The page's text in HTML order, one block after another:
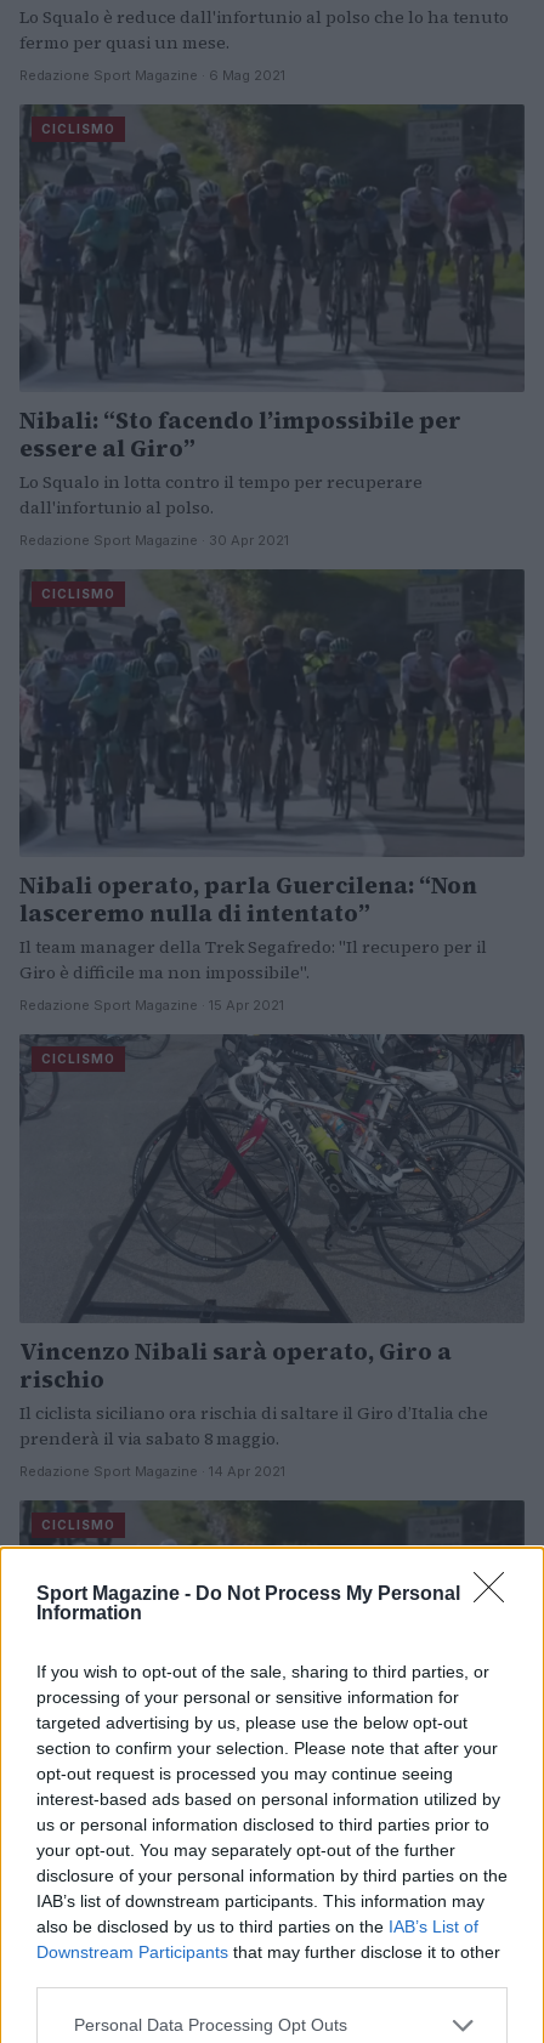
Sport Magazine - Do Not Process My Personal
Information
If you wish to opt-out of the sale, sharing to third parties, or
processing of your personal or sensitive information for
targeted advertising by us, please use the below opt-out
section to confirm your selection. Please note that after your
opt-out request is processed you may continue seeing
interest-based ads based on personal information utilized by
us or personal information disclosed to third parties prior to
your opt-out. You may separately opt-out of the further
disclosure of your personal information by third parties on the
IAB’s list of downstream participants. This information may
also be disclosed by us to third parties on the IAB’s List of
Downstream Participants that may further disclose it to other
Please note that this website/app uses one or more Google
Personal Data Processing Opt Outs
Lo Squalo è reduce dall'infortunio al polso che lo ha tenuto
fermo per quasi un mese.
Redazione Sport Magazine · 6 Mag 2021
CICLISMO
Nibali: “Sto facendo l’impossibile per
essere al Giro”
Lo Squalo in lotta contro il tempo per recuperare
dall'infortunio al polso.
Redazione Sport Magazine · 30 Apr 2021
CICLISMO
Nibali operato, parla Guercilena: “Non
lasceremo nulla di intentato”
Il team manager della Trek Segafredo: "Il recupero per il
Giro è difficile ma non impossibile".
Redazione Sport Magazine · 15 Apr 2021
CICLISMO
Vincenzo Nibali sarà operato, Giro a
rischio
Il ciclista siciliano ora rischia di saltare il Giro d’Italia che
prenderà il via sabato 8 maggio.
Redazione Sport Magazine · 14 Apr 2021
CICLISMO
Tour of the Alps 2021: la lista delle stelle
Tra i partecipanti che si daranno battaglia per la conquista
della maglia verde, ben 5 vincitori di grandi giri.
Redazione Sport Magazine · 2 Apr 2021
ALTRI SPORT